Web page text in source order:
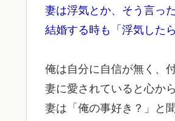
妻は浮気とか、そう言っ
結婚する時も「浮気した
俺は自分に自信が無く、
妻に愛されていると心か
妻は「俺の事好き？」と